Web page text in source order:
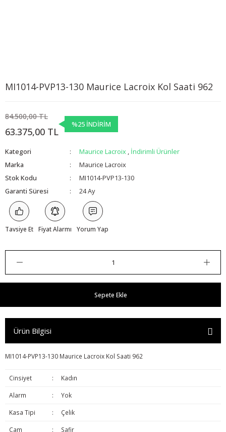
MI1014-PVP13-130 Maurice Lacroix Kol Saati 962
84.500,00 TL
63.375,00 TL
%25 İNDİRİM
Kategori Maurice Lacroix , İndirimli Ürünler
Marka
Maurice Lacroix
Stok Kodu
MI1014-PVP13-130
Garanti Süresi
24 Ay
Tavsiye Et Fiyat Alarmı Yorum Yap
Sepete Ekle
Ürün Bilgisi
MI1014-PVP13-130 Maurice Lacroix Kol Saati 962
Cinsiyet : Kadın
Alarm : Yok
Kasa Tipi : Çelik
Cam : Safir